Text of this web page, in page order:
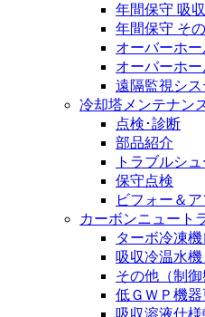
年間保守 吸
年間保守 そ
オーバーホ
オーバーホ
遠隔監視シス
冷却塔メンテナン
点検･診断
部品紹介
トラブルシ
保守点検
ビフォー＆
カーボンニュート
ターボ冷凍
吸収冷温水
その他（制御
低ＧＷＰ機
吸収溶液仕様